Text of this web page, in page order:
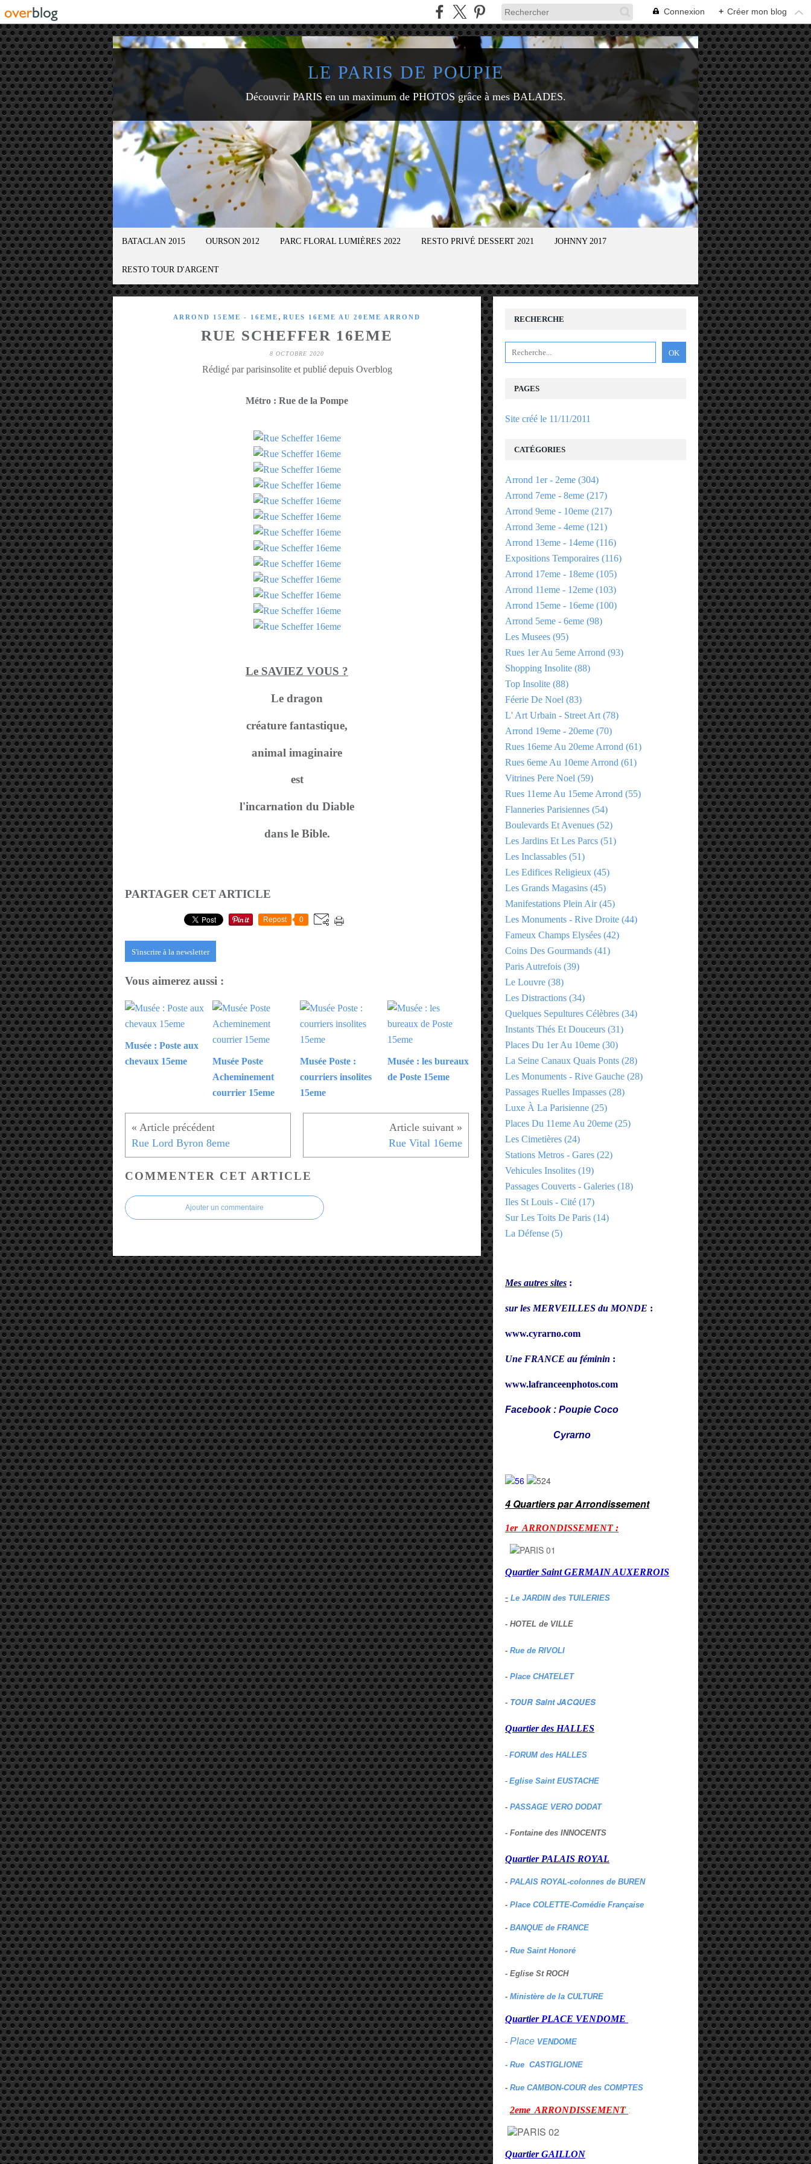
Connexion + Créer mon blog
LE PARIS DE POUPIE
Découvrir PARIS en un maximum de PHOTOS grâce à mes BALADES.
BATACLAN 2015 OURSON 2012 PARC FLORAL LUMIÈRES 2022 RESTO PRIVÉ DESSERT 2021 JOHNNY 2017
RESTO TOUR D'ARGENT
ARROND 15EME - 16EME , RUES 16EME AU 20EME ARROND
RUE SCHEFFER 16EME
8 OCTOBRE 2020
Rédigé par parisinsolite et publié depuis Overblog
Métro : Rue de la Pompe
Le SAVIEZ VOUS ?
Le dragon
créature fantastique,
animal imaginaire
est
l'incarnation du Diable
dans le Bible.
PARTAGER CET ARTICLE
Repost 0
S'inscrire à la newsletter
Vous aimerez aussi :
Musée : Poste aux
chevaux 15eme
Musée Poste
Acheminement
courrier 15eme
Musée Poste :
courriers insolites
15eme
Musée : les bureaux
de Poste 15eme
Rue Lord Byron 8eme Rue Vital 16eme
COMMENTER CET ARTICLE
Ajouter un commentaire
RECHERCHE
PAGES
Site créé le 11/11/2011
CATÉGORIES
Arrond 1er - 2eme (304)
Arrond 7eme - 8eme (217)
Arrond 9eme - 10eme (217)
Arrond 3eme - 4eme (121)
Arrond 13eme - 14eme (116)
Expositions Temporaires (116)
Arrond 17eme - 18eme (105)
Arrond 11eme - 12eme (103)
Arrond 15eme - 16eme (100)
Arrond 5eme - 6eme (98)
Les Musees (95)
Rues 1er Au 5eme Arrond (93)
Shopping Insolite (88)
Top Insolite (88)
Féerie De Noel (83)
L' Art Urbain - Street Art (78)
Arrond 19eme - 20eme (70)
Rues 16eme Au 20eme Arrond (61)
Rues 6eme Au 10eme Arrond (61)
Vitrines Pere Noel (59)
Rues 11eme Au 15eme Arrond (55)
Flanneries Parisiennes (54)
Boulevards Et Avenues (52)
Les Jardins Et Les Parcs (51)
Les Inclassables (51)
Les Edifices Religieux (45)
Les Grands Magasins (45)
Manifestations Plein Air(45)
Les Monuments - Rive Droite (44)
Fameux Champs Elysées (42)
Coins Des Gourmands (41)
Paris Autrefois (39)
Le Louvre (38)
Les Distractions (34)
Quelques Sepultures Célèbres (34)
Instants Thés Et Douceurs (31)
Places Du 1er Au 10eme (30)
La Seine Canaux Quais Ponts (28)
Les Monuments - Rive Gauche (28)
Passages Ruelles Impasses (28)
Luxe À La Parisienne (25)
Places Du 11eme Au 20eme (25)
Les Cimetières (24)
Stations Metros - Gares (22)
Vehicules Insolites (19)
Passages Couverts - Galeries (18)
Iles St Louis - Cité (17)
Sur Les Toits De Paris (14)
La Défense (5)
Mes autres sites :
sur les MERVEILLES du MONDE :
www.cyrarno.com
Une FRANCE au féminin :
www.lafranceenphotos.com
Facebook : Poupie Coco
Cyrarno
4 Quartiers par Arrondissement
1er ARRONDISSEMENT :
Quartier Saint GERMAIN AUXERROIS
- Le JARDIN des TUILERIES
- HOTEL de VILLE
- Rue de RIVOLI
- Place CHATELET
- TOUR Saint JACQUES
Quartier des HALLES
- FORUM des HALLES
- Eglise Saint EUSTACHE
- PASSAGE VERO DODAT
- Fontaine des INNOCENTS
Quartier PALAIS ROYAL
- PALAIS ROYAL-colonnes de BUREN
- Place COLETTE-Comédie Française
- BANQUE de FRANCE
- Rue Saint Honoré
- Eglise St ROCH
- Ministère de la CULTURE
Quartier PLACE VENDOME
- Place VENDOME
- Rue CASTIGLIONE
- Rue CAMBON-COUR des COMPTES
2eme ARRONDISSEMENT :
Quartier GAILLON